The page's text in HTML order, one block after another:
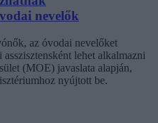
nevelők
az óvodai nevelőket
lehet alkalmazni
(MOE) javaslata alapján,
nyújtott be.